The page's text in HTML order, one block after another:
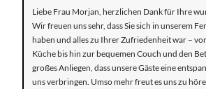
Liebe Frau Morjan, herzlichen Dank für Ihre
Wir freuen uns sehr, dass Sie sich in unserem
haben und alles zu Ihrer Zufriedenheit war –
Küche bis hin zur bequemen Couch und den
großes Anliegen, dass unsere Gäste eine
uns verbringen. Umso mehr freut es uns zu